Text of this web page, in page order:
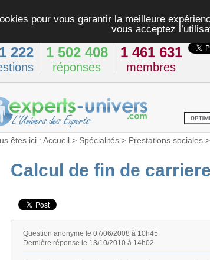
pour vous garantir la meilleure
vous acceptez
222 1 502 408
réponses
1 461 631
membres
êtes ici : Accueil> Spécialités> Prestations sociales>
Calcul de fin de carriere
Question anonyme le 07/06/2008 à 10h45
Dernière réponse le 13/10/2010 à 14h02